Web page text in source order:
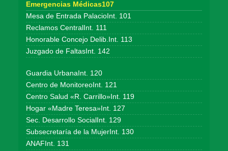
Emergencias Médicas107
Mesa de Entrada PalacioInt. 101
Reclamos CentralInt. 111
Honorable Concejo Delib.Int. 113
Juzgado de FaltasInt. 142
Guardia UrbanaInt. 120
Centro de MonitoreoInt. 121
Centro Salud «R. Carrillo»Int. 119
Hogar «Madre Teresa»Int. 127
Sec. Desarrollo SocialInt. 129
Subsecretaría de la MujerInt. 130
ANAFInt. 131